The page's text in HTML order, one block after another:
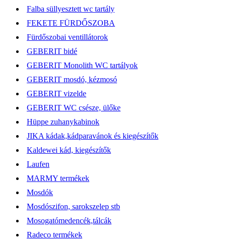
Falba süllyesztett wc tartály
FEKETE FÜRDŐSZOBA
Fürdőszobai ventillátorok
GEBERIT bidé
GEBERIT Monolith WC tartályok
GEBERIT mosdó, kézmosó
GEBERIT vizelde
GEBERIT WC csésze, ülőke
Hüppe zuhanykabinok
JIKA kádak,kádparavánok és kiegészítők
Kaldewei kád, kiegészítők
Laufen
MARMY termékek
Mosdók
Mosdószifon, sarokszelep stb
Mosogatómedencék,tálcák
Radeco termékek